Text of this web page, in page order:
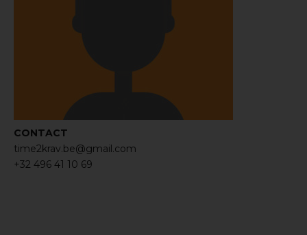
CONTACT
time2krav.be@gmail.com
+32 496 41 10 69